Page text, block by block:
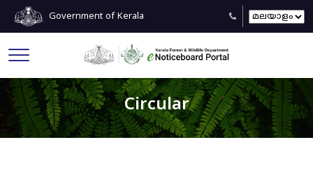
Government of Kerala
Circular